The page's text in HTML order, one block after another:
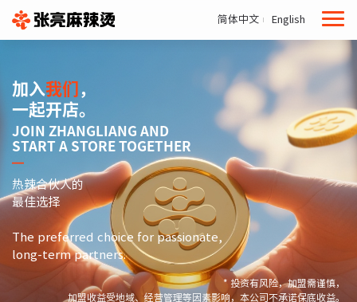
简体中文 English
加入我们 ，
一起开店。
JOIN ZHANGLIANG AND
START A STORE TOGETHER
热辣合伙人的
最佳选择
The preferred choice for passionate,
long-term partners.
* 投资有风险，加盟需谨慎，
加盟收益受地域、经营管理等因素影响，本公司不承诺保底收益。